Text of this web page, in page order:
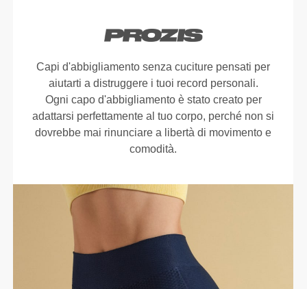
Capi d'abbigliamento senza cuciture pensati per
aiutarti a distruggere i tuoi record personali.
Ogni capo d'abbigliamento è stato creato per
adattarsi perfettamente al tuo corpo, perché non si
dovrebbe mai rinunciare a libertà di movimento e
comodità.